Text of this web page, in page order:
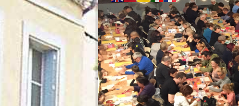
25
Oct
URBAN RACE
Course Urbaine
25 octobre 2026
Centre ville et berges de la Robine